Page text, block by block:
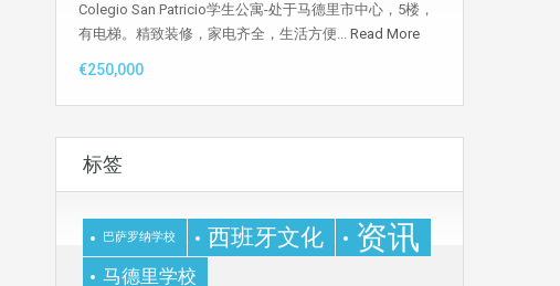
Colegio San Patricio学生公寓-处于马德里市中心，5楼，
有电梯。精致装修，家电齐全，生活方便... Read More
€250,000
标签
巴萨罗纳学校 西班牙文化 资讯
马德里学校